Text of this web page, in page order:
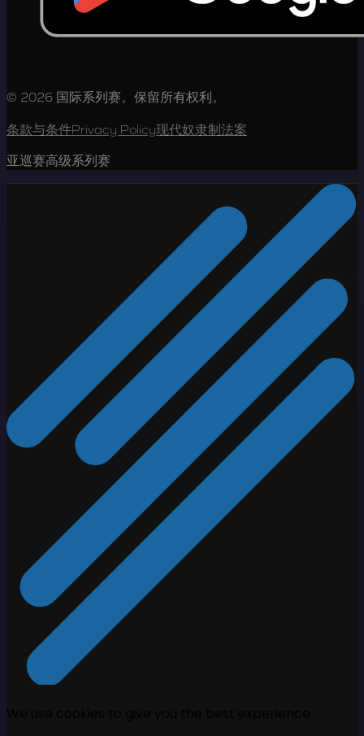
© 2026 国际系列赛。保留所有权利。
条款与条件Privacy Policy现代奴隶制法案
亚巡赛高级系列赛